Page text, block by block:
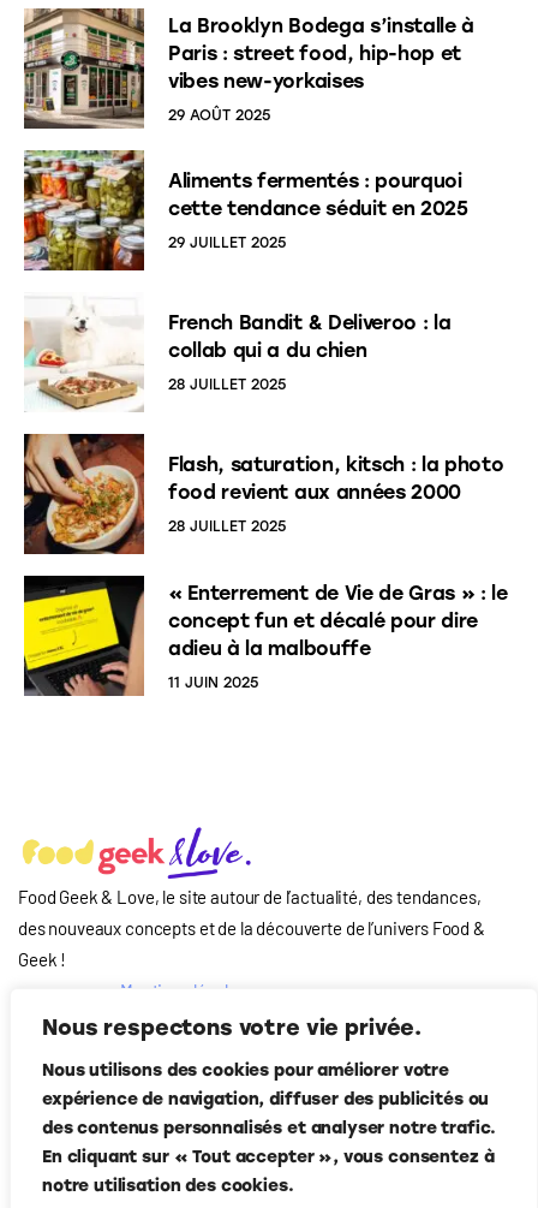
Nous respectons votre vie privée.
Nous utilisons des cookies pour améliorer votre
expérience de navigation, diffuser des publicités ou
des contenus personnalisés et analyser notre trafic.
En cliquant sur « Tout accepter », vous consentez à
notre utilisation des cookies.
La Brooklyn Bodega s’installe à
Paris : street food, hip-hop et
vibes new-yorkaises
29 AOÛT 2025
Aliments fermentés : pourquoi
cette tendance séduit en 2025
29 JUILLET 2025
French Bandit & Deliveroo : la
collab qui a du chien
28 JUILLET 2025
Flash, saturation, kitsch : la photo
food revient aux années 2000
28 JUILLET 2025
« Enterrement de Vie de Gras » : le
concept fun et décalé pour dire
adieu à la malbouffe
11 JUIN 2025
Food Geek & Love, le site autour de l’actualité, des tendances,
des nouveaux concepts et de la découverte de l’univers Food&
Geek !
Mentions légales
Qui-sommes nous
Contact
Suivez-nous